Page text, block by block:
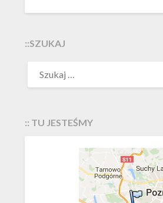
::SZUKAJ
:: TU JESTEŚMY